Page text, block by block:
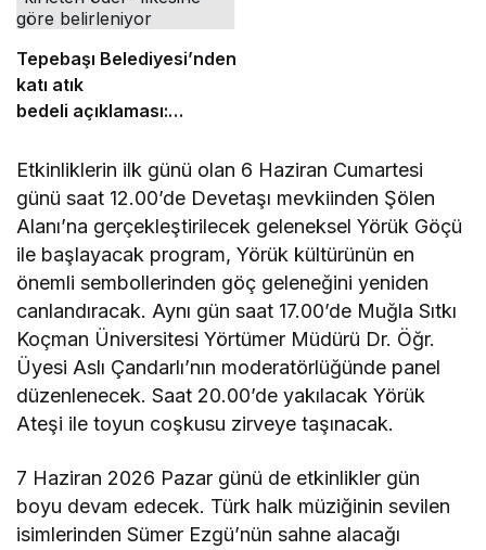
Tepebaşı Belediyesi’nden
katı atık
bedeli açıklaması:
ilkesine göre belirleniyor
Etkinliklerin ilk günü olan 6 Haziran Cumartesi
günü saat 12.00’de Devetaşı mevkiinden Şölen
Alanı’na gerçekleştirilecek geleneksel Yörük Göçü
ile başlayacak program, Yörük kültürünün en
önemli sembollerinden göç geleneğini yeniden
canlandıracak. Aynı gün saat 17.00’de Muğla Sıtkı
Koçman Üniversitesi Yörtümer Müdürü Dr. Öğr.
Üyesi Aslı Çandarlı’nın moderatörlüğünde panel
düzenlenecek. Saat 20.00’de yakılacak Yörük
Ateşi ile toyun coşkusu zirveye taşınacak.
7 Haziran 2026 Pazar günü de etkinlikler gün
boyu devam edecek. Türk halk müziğinin sevilen
isimlerinden Sümer Ezgü’nün sahne alacağı